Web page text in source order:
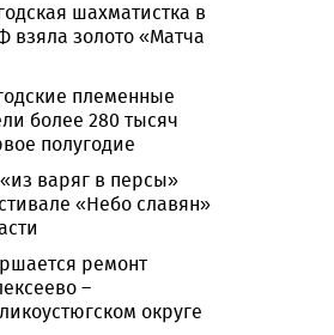
шахматистка в
взяла золото «Матча
племенные
более 280 тысяч
полугодие
варяг в персы»
«Небо славян»
ремонт
–
округе